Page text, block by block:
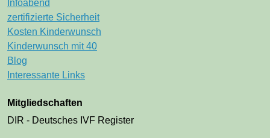
Infoabend
zertifizierte Sicherheit
Kosten Kinderwunsch
Kinderwunsch mit 40
Blog
Interessante Links
Mitgliedschaften
DIR - Deutsches IVF Register